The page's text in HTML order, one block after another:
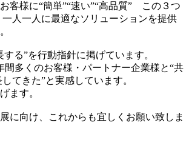
客様に“簡単”“速い”“高品質” この３つ
人一人に最適なソリューションを提供
る”を行動指針に掲げています。
間多くのお客様・パートナー企業様と“共
てきた”と実感しています。
ます。
に向け、これからも宜しくお願い致しま